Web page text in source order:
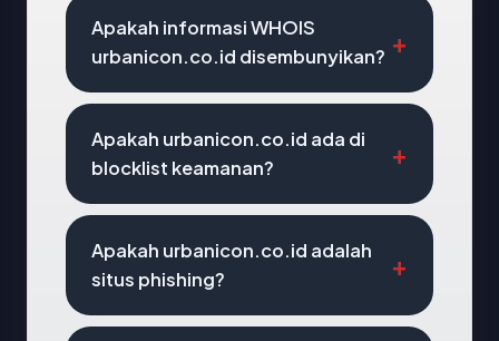
Apakah informasi WHOIS
urbanicon.co.id disembunyikan?
Apakah urbanicon.co.id ada di
blocklist keamanan?
Apakah urbanicon.co.id adalah
situs phishing?